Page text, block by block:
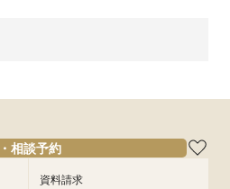
相談予約
資料請求